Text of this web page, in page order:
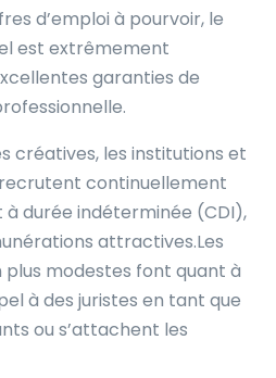
d’emploi à pourvoir, le
est extrêmement
garanties de
créatives, les institutions et
continuellement
durée indéterminée (CDI),
attractives.Les
modestes font quant à
à des juristes en tant que
ou s’attachent les